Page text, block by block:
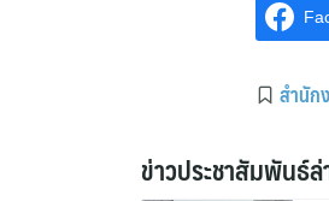
สำนัก
ข่าวประชาสัมพันธ์